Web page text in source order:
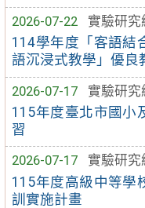
2026-07-22
實驗研究
114學年度「客語結
語沉浸式教學」優良
2026-07-17
實驗研究
115年度臺北市國小
習
2026-07-17
實驗研究
115年度高級中等學
訓實施計畫